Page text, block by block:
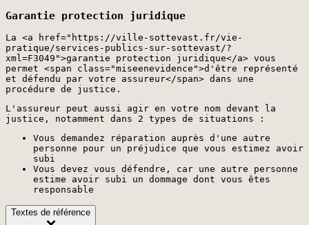
Garantie protection juridique
La <a href="https://ville-sottevast.fr/vie-
pratique/services-publics-sur-sottevast/?
xml=F3049">garantie protection juridique</a> vous
permet <span class="miseenevidence">d'être représenté
et défendu par votre assureur</span> dans une
procédure de justice.
L'assureur peut aussi agir en votre nom devant la
justice, notamment dans 2 types de situations :
Vous demandez réparation auprès d'une autre
personne pour un préjudice que vous estimez avoir
subi
Vous devez vous défendre, car une autre personne
estime avoir subi un dommage dont vous êtes
responsable
Textes de référence